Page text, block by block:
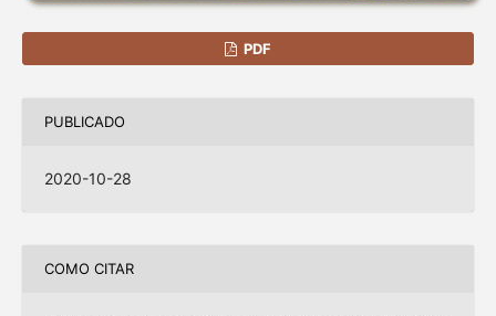
PDF
PUBLICADO
2020-10-28
COMO CITAR